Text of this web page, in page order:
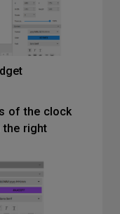
of the clock
the right